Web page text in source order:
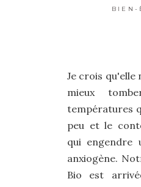
BIEN-
Je crois qu'elle
mieux
températures
peu et le
qui engendre
anxiogène.
Bio est